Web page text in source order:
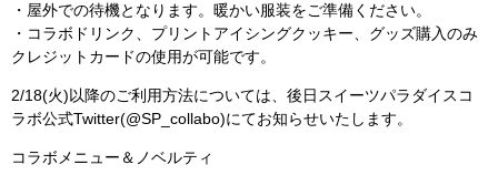
・屋外での待機となります。暖かい服装をご準備ください。
・コラボドリンク、プリントアイシングクッキー、グッズ購入のみ
クレジットカードの使用が可能です。
2/18(火)以降のご利用方法については、後日スイーツパラダイスコ
ラボ公式Twitter(@SP_collabo)にてお知らせいたします。
コラボメニュー＆ノベルティ